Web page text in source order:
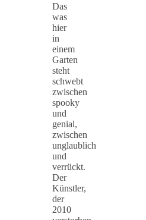
Das
was
hier
in
einem
Garten
steht
schwebt
zwischen
spooky
und
genial,
zwischen
unglaublich
und
verrückt.
Der
Künstler,
der
2010